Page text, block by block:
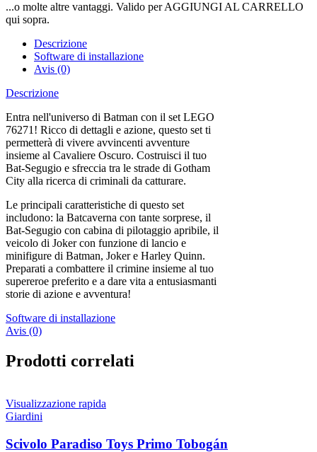
...o molte altre vantaggi. Valido per AGGIUNGI AL CARRELLO
qui sopra.
Descrizione
Software di installazione
Avis (0)
Descrizione
Entra nell'universo di Batman con il set LEGO
76271! Ricco di dettagli e azione, questo set ti
permetterà di vivere avvincenti avventure
insieme al Cavaliere Oscuro. Costruisci il tuo
Bat-Segugio e sfreccia tra le strade di Gotham
City alla ricerca di criminali da catturare.
Le principali caratteristiche di questo set
includono: la Batcaverna con tante sorprese, il
Bat-Segugio con cabina di pilotaggio apribile, il
veicolo di Joker con funzione di lancio e
minifigure di Batman, Joker e Harley Quinn.
Preparati a combattere il crimine insieme al tuo
supereroe preferito e a dare vita a entusiasmanti
storie di azione e avventura!
Software di installazione
Avis (0)
Prodotti correlati
Visualizzazione rapida
Giardini
Scivolo Paradiso Toys Primo Tobogán